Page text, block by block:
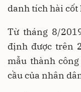
danh tích hài
Từ tháng 8/
định được trên
mẫu thành
cầu của nhân